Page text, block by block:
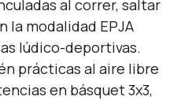
al correr, saltar
la modalidad EPJA
lúdico-deportivas.
prácticas al aire libre
en básquet 3x3,